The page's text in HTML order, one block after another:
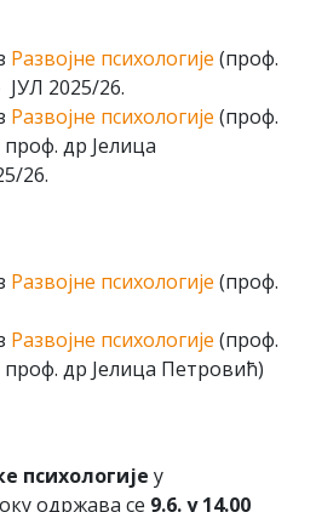
Развојне психологије (проф.
2025/26.
Развојне психологије (проф.
др Јелица
26.
Развојне психологије (проф.
Развојне психологије (проф.
др Јелица Петровић)
психологије у
одржава се 9.6. у 14.00